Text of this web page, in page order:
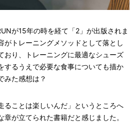
が15年の時を経て「2」が出版されま
がトレーニングメソッドとして落とし
おり、トレーニングに最適なシューズ
するうえで必要な食事についても描か
みた感想は？
ることは楽しいんだ」というところへ
が立てられた書籍だと感じました。